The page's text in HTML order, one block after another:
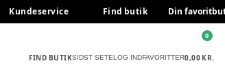
Kundeservice Find butik Din
FIND BUTIKSIDST SETELOG INDFAVORITTER0,00 KR.
0